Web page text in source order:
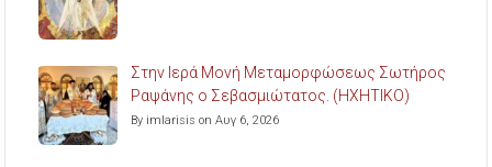
Στην Ιερά Μονή Μεταμορφώσεως Σωτήρος
Ραψάνης ο Σεβασμιώτατος. (ΗΧΗΤΙΚΟ)
By imlarisis on Αυγ 6, 2026